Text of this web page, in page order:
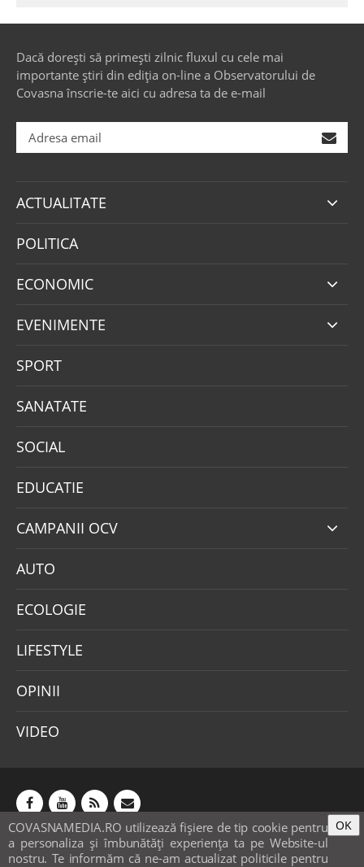
Dacă dorești să primești zilnic fluxul cu cele mai
importante știri din ediția on-line a Observatorului de
Covasna înscrie-te aici cu adresa ta de e-mail
ACTUALITATE
POLITICA
ECONOMIC
EVENIMENTE
SPORT
SANATATE
SOCIAL
EDUCATIE
CAMPANII OCV
AUTO
ECOLOGIE
LIFESTYLE
OPINII
VIDEO
COVASNAMEDIA.RO utilizează fişiere de tip cookie pentru
a personaliza și îmbunătăți experiența ta pe Website-ul
nostru. Te informăm că ne-am actualizat politicile pentru
OK
Abonamente Publicitate
Mica publicitate
Contact
Sondaje POLITICA COOKIE-URI & GDPR